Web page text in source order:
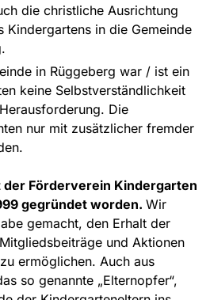
die christliche Ausrichtung
Kindergartens in die Gemeinde
in Rüggeberg war / ist ein
keine Selbstverständlichkeit
Die
nur mit zusätzlicher fremder
der Förderverein Kindergarten
gegründet worden. Wir
gemacht, den Erhalt der
und Aktionen
ermöglichen. Auch aus
so genannte „Elternopfer“,